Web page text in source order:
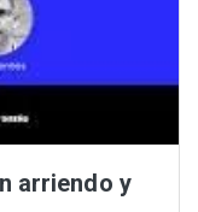
arriendo y